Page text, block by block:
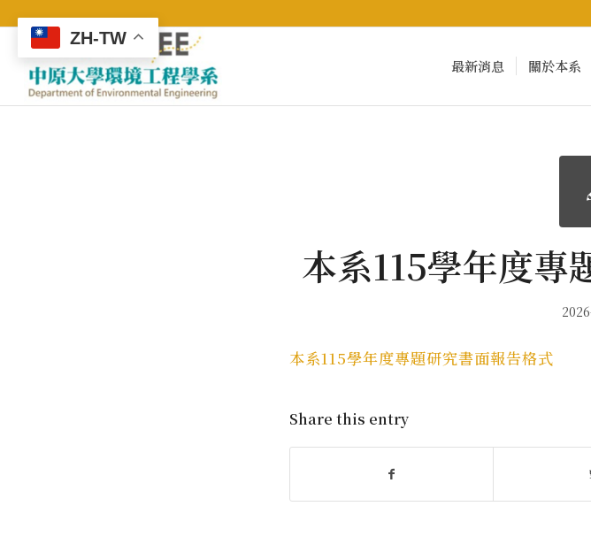
最新消息 關於本系
本系115學年度專
本系115學年度專題研究書面報告格式
Share this entry
ZH-TW